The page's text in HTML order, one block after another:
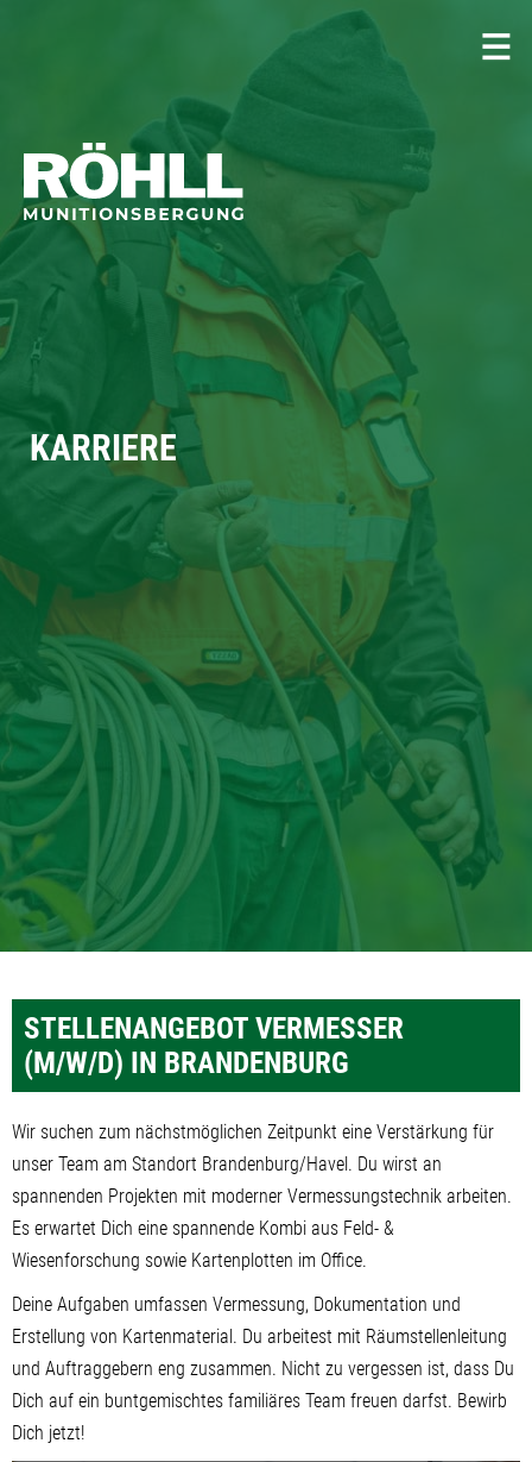
KARRIERE
KARRIERE
STELLENANGEBOT VERMESSER
(M/W/D) IN BRANDENBURG
Wir suchen zum nächstmöglichen Zeitpunkt eine Verstärkung für
unser Team am Standort Brandenburg/Havel. Du wirst an
spannenden Projekten mit moderner Vermessungstechnik arbeiten.
Es erwartet Dich eine spannende Kombi aus Feld- &
Wiesenforschung sowie Kartenplotten im Office.
Deine Aufgaben umfassen Vermessung, Dokumentation und
Erstellung von Kartenmaterial. Du arbeitest mit Räumstellenleitung
und Auftraggebern eng zusammen. Nicht zu vergessen ist, dass Du
Dich auf ein buntgemischtes familiäres Team freuen darfst. Bewirb
Dich jetzt!